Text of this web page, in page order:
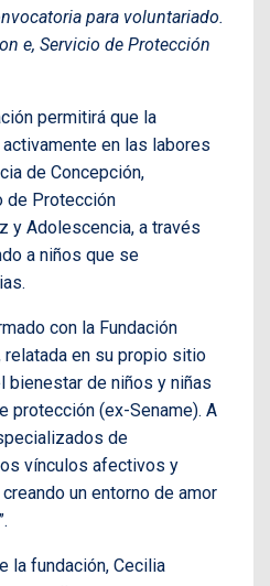
para voluntariado.
e, Servicio de Protección
permitirá que la
en las labores
de Concepción,
de Protección
y Adolescencia, a través
a niños que se
con la Fundación
relatada en su propio sitio
bienestar de niños y niñas
protección (ex-Sename). A
de
vínculos afectivos y
un entorno de amor
la fundación, Cecilia